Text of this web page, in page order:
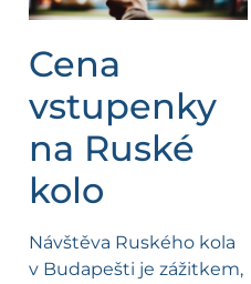
Cena
vstupenky
na Ruské
kolo
Návštěva Ruského kola
v Budapešti je zážitkem,